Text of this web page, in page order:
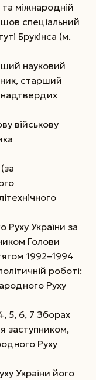
міжнародній
спеціальний
Брукінса (м.
науковий
старший
надтвердих
військову
України за
Голови
1992–1994
роботі:
Руху
5, 6, 7 Зборах
заступником,
Руху
України його